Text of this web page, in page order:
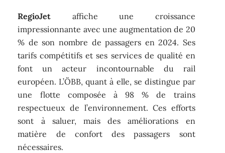
RegioJet affiche une croissance
impressionnante avec une augmentation de 20
% de son nombre de passagers en 2024. Ses
tarifs compétitifs et ses services de qualité en
font un acteur incontournable du rail
européen. L’ÖBB, quant à elle, se distingue par
une flotte composée à 98 % de trains
respectueux de l’environnement. Ces efforts
sont à saluer, mais des améliorations en
matière de confort des passagers sont
nécessaires.